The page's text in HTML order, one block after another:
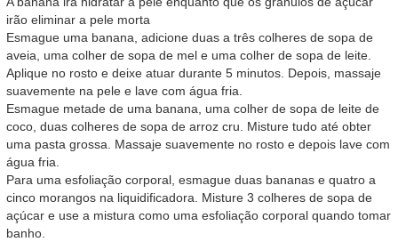
irão eliminar a pele morta
Esmague uma banana, adicione duas a três colheres de sopa de
aveia, uma colher de sopa de mel e uma colher de sopa de leite.
Aplique no rosto e deixe atuar durante 5 minutos. Depois, massaje
suavemente na pele e lave com água fria.
Esmague metade de uma banana, uma colher de sopa de leite de
coco, duas colheres de sopa de arroz cru. Misture tudo até obter
uma pasta grossa. Massaje suavemente no rosto e depois lave com
água fria.
Para uma esfoliação corporal, esmague duas bananas e quatro a
cinco morangos na liquidificadora. Misture 3 colheres de sopa de
açúcar e use a mistura como uma esfoliação corporal quando tomar
banho.